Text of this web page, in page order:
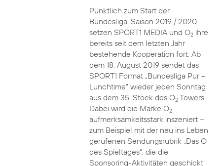
Pünktlich zum Start der
Bundesliga-Saison 2019 / 2020
setzen SPORT1 MEDIA und O2ihre
bereits seit dem letzten Jahr
bestehende Kooperation fort: Ab
dem 18. August 2019 sendet das
SPORT1 Format „Bundesliga Pur –
Lunchtime“ wieder jeden Sonntag
aus dem 35. Stock des O2Towers.
Dabei wird die Marke O2
aufmerksamkeitsstark inszeniert –
zum Beispiel mit der neu ins Leben
gerufenen Sendungsrubrik „Das O
des Spieltages“, die die
Sponsoring-Aktivitäten geschickt